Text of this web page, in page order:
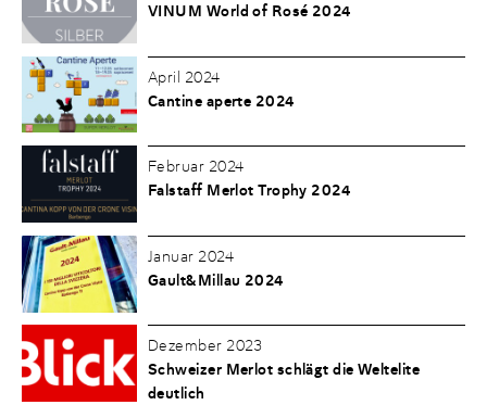
VINUM World of Rosé 2024
April 2024
Cantine aperte 2024
Februar 2024
Falstaff Merlot Trophy 2024
Januar 2024
Gault&Millau 2024
Dezember 2023
Schweizer Merlot schlägt die Weltelite
deutlich